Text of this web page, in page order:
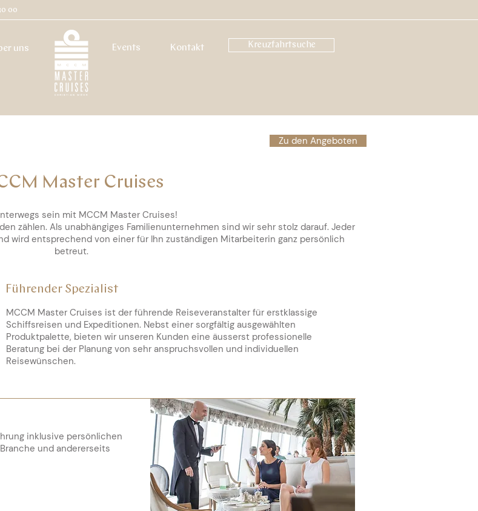
00
uns Events Kontakt Kreuzfahrtsuche
Zu den Angeboten
Master Cruises
sein mit MCCM Master Cruises!
zählen. Als unabhängiges Familienunternehmen sind wir sehr stolz darauf. Jeder
wird entsprechend von einer für Ihn zuständigen Mitarbeiterin ganz persönlich
betreut.
Führender Spezialist
MCCM Master Cruises ist der führende Reiseveranstalter für erstklassige
Schiffsreisen und Expeditionen. Nebst einer sorgfältig ausgewählten
Produktpalette, bieten wir unseren Kunden eine äusserst professionelle
Beratung bei der Planung von sehr anspruchsvollen und individuellen
Reisewünschen.
inklusive persönlichen
und andererseits